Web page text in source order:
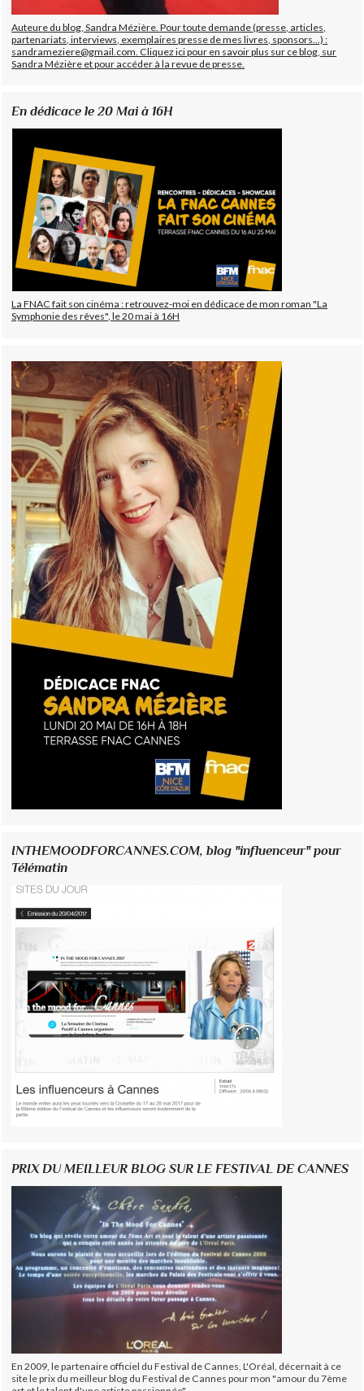
Auteure du blog, Sandra Mézière. Pour toute demande (presse, articles,
partenariats, interviews, exemplaires presse de mes livres, sponsors...) :
sandrameziere@gmail.com. Cliquez ici pour en savoir plus sur ce blog, sur
Sandra Mézière et pour accéder à la revue de presse.
En dédicace le 20 Mai à 16H
La FNAC fait son cinéma : retrouvez-moi en dédicace de mon roman "La
Symphonie des rêves", le 20 mai à 16H
INTHEMOODFORCANNES.COM, blog "influenceur" pour
Télématin
PRIX DU MEILLEUR BLOG SUR LE FESTIVAL DE CANNES
En 2009, le partenaire officiel du Festival de Cannes, L'Oréal, décernait à ce
site le prix du meilleur blog du Festival de Cannes pour mon "amour du 7ème